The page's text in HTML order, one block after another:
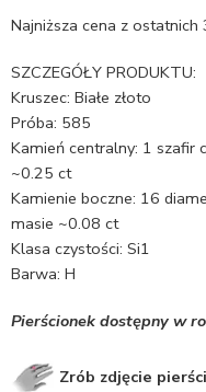
Najniższa cena z ostatnich
SZCZEGÓŁY PRODUKTU:
Kruszec: Białe złoto
Próba: 585
Kamień centralny: 1 szafir
~0.25 ct
Kamienie boczne: 16
masie ~0.08 ct
Klasa czystości: Si1
Barwa: H
Pierścionek dostępny w
Zrób zdjęcie